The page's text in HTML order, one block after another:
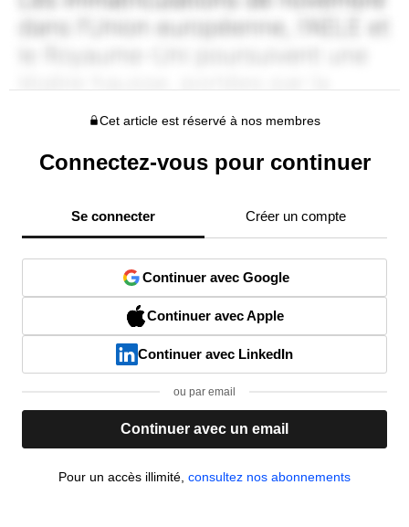
Cet article est réservé à nos membres
Connectez-vous pour continuer
Se connecter Créer un compte
Continuer avec Google
Continuer avec Apple
Continuer avec LinkedIn
ou par email
Continuer avec un email
Pour un accès illimité, consultez nos abonnements